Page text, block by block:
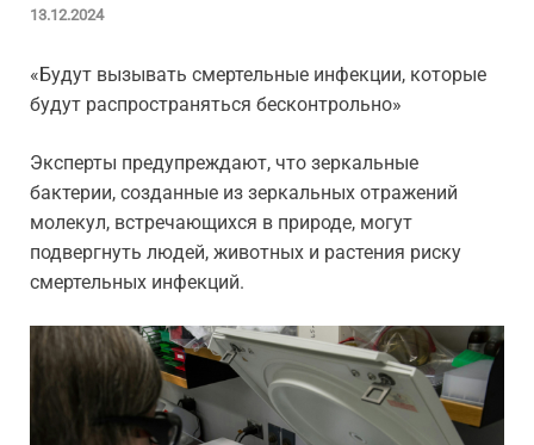
13.12.2024
«Будут вызывать смертельные инфекции, которые
будут распространяться бесконтрольно»
Эксперты предупреждают, что зеркальные
бактерии, созданные из зеркальных отражений
молекул, встречающихся в природе, могут
подвергнуть людей, животных и растения риску
смертельных инфекций.